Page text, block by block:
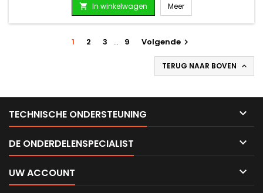
 In winkelwagen Meer
1 2 3 … 9 Volgende 
TERUG NAAR BOVEN 
TECHNISCHE ONDERSTEUNING 
DE ONDERDELENSPECIALIST 
UW ACCOUNT 